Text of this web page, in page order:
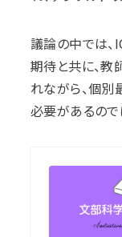
議論の中では
期待と共に、
れながら、個
必要があるので